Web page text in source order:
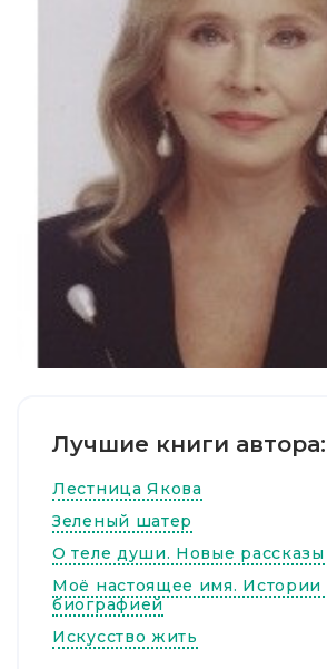
Лучшие книги автора:
Лестница Якова
Зеленый шатер
О теле души. Новые рассказы
Моё настоящее имя. Истории
биографией
Искусство жить